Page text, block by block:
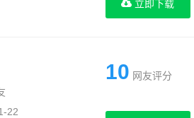
立即下载
22
10 网友评分